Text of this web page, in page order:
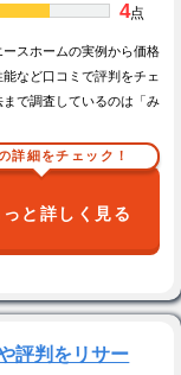
4点
スホームの実例から価格
など口コミで評判をチェ
で調査しているのは「み
詳細をチェック！
っと詳しく見る
評判をリサー